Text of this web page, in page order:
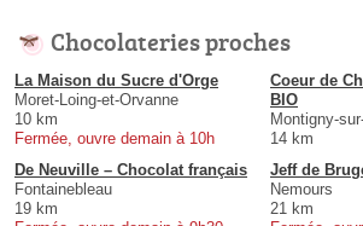
Chocolateries proches
La Maison du Sucre d'Orge
Moret-Loing-et-Orvanne
10 km
Fermée, ouvre demain à 10h
Coeur de
BIO
Montigny-
14 km
De Neuville – Chocolat français
Fontainebleau
19 km
Jeff de
Nemours
21 km